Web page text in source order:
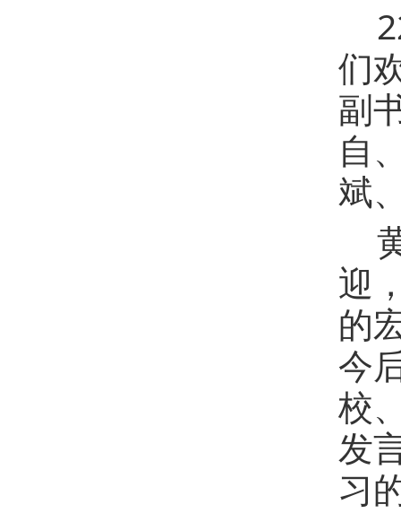
们
副
自
斌
迎
的
今
校
发
习